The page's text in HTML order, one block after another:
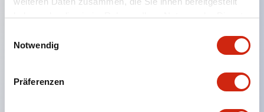
haben oder die sie im Rahmen Ihrer Nutzung der Dienste
Notwendig
Präferenzen
Schutzarten IP40 und IP65 vollständig verfügbar
UL- und CSA-zertifiziert. Entspricht EN (Europa)
Normen. CCC-zertifiziert (außer Anzeigeleuchten).
Mit speziellem Zubehör leicht auf Φ22 Flash-